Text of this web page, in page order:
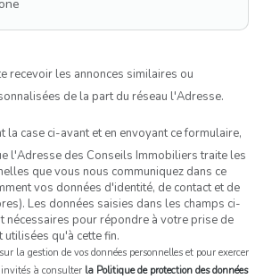
recevoir les annonces similaires ou
de la part du réseau l'Adresse.
la case ci-avant et en envoyant ce formulaire,
l'Adresse des Conseils Immobiliers traite les
que vous nous communiquez dans ce
vos données d'identité, de contact et de
Les données saisies dans les champs ci-
nécessaires pour répondre à votre prise de
utilisées qu'à cette fin.
la gestion de vos données personnelles et pour exercer
à consulter la Politique de protection des données